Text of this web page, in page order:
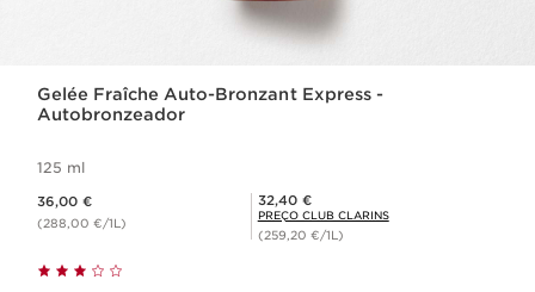
Gelée Fraîche Auto-Bronzant Express -
Autobronzeador
125 ml
36,00 €
(288,00 €/1L)
Preço Club Clarins 32,40 €
32,40 €
PREÇO CLUB CLARINS
(259,20 €/1L)